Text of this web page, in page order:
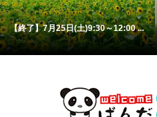
【終了】7月25日(土)9:30～12:00 ...